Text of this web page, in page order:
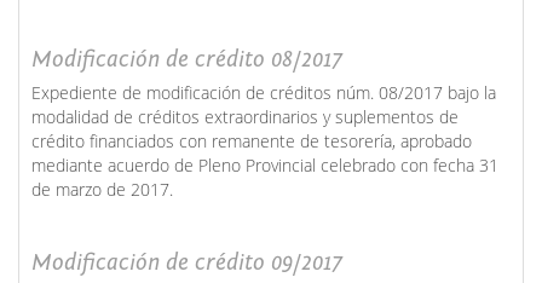
Modificación de crédito 08/2017
Expediente de modificación de créditos núm. 08/2017 bajo la
modalidad de créditos extraordinarios y suplementos de
crédito financiados con remanente de tesorería, aprobado
mediante acuerdo de Pleno Provincial celebrado con fecha 31
de marzo de 2017.
Modificación de crédito 09/2017